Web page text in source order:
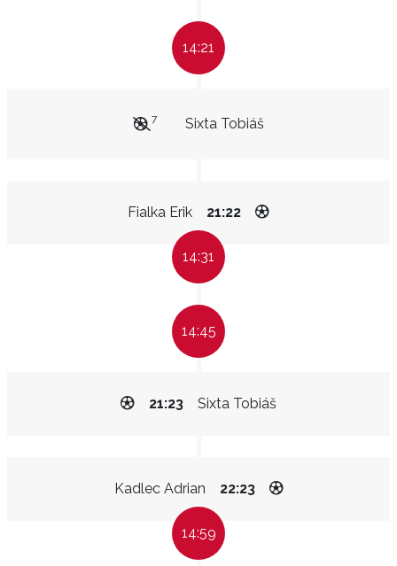
14:21
Sixta Tobiáš
7
Fialka Erik 21:22
14:31
14:45
Sixta Tobiáš
21:23
Kadlec Adrian 22:23
14:59